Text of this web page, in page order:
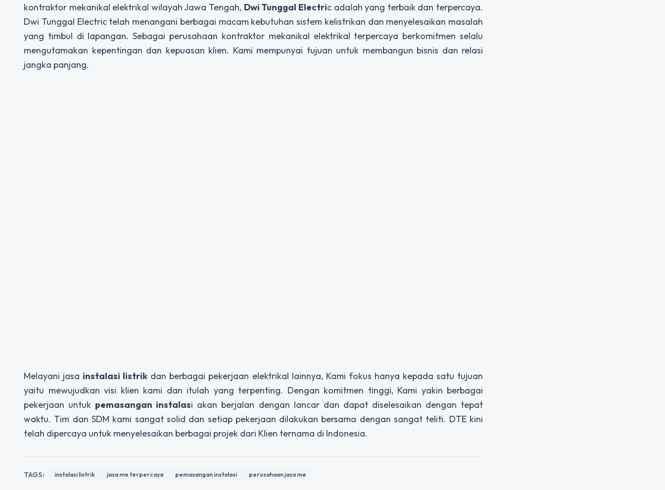
kontraktor mekanikal elektrikal wilayah Jawa Tengah, Dwi Tunggal Electric adalah yang terbaik dan terpercaya.
Dwi Tunggal Electric telah menangani berbagai macam kebutuhan sistem kelistrikan dan menyelesaikan masalah
yang timbul di lapangan. Sebagai perusahaan kontraktor mekanikal elektrikal terpercaya berkomitmen selalu
mengutamakan kepentingan dan kepuasan klien. Kami mempunyai tujuan untuk membangun bisnis dan relasi
jangka panjang.
Melayani jasa instalasi listrik dan berbagai pekerjaan elektrikal lainnya, Kami fokus hanya kepada satu tujuan
yaitu mewujudkan visi klien kami dan itulah yang terpenting. Dengan komitmen tinggi, Kami yakin berbagai
pekerjaan untuk pemasangan instalasi akan berjalan dengan lancar dan dapat diselesaikan dengan tepat
waktu. Tim dan SDM kami sangat solid dan setiap pekerjaan dilakukan bersama dengan sangat teliti. DTE kini
telah dipercaya untuk menyelesaikan berbagai projek dari Klien ternama di Indonesia.
TAGS: instalasi listrik jasa me terpercaya pemasangan instalasi perusahaan jasa me